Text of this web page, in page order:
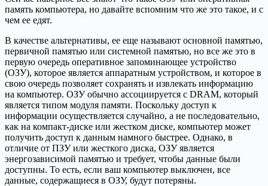
память компьютера, но давайте вспомним что же это такое, и с
чем ее едят.
В качестве альтернативы, ее еще называют основной памятью,
первичной памятью или системной памятью, но все же это в
первую очередь оперативное запоминающее устройство
(ОЗУ), которое является аппаратным устройством, и которое в
свою очередь позволяет сохранять и извлекать информацию
на компьютер. ОЗУ обычно ассоциируется с DRAM, который
является типом модуля памяти. Поскольку доступ к
информации осуществляется случайно, а не последовательно,
как на компакт-диске или жестком диске, компьютер может
получить доступ к данным намного быстрее. Однако, в
отличие от ПЗУ или жесткого диска, ОЗУ является
энергозависимой памятью и требует, чтобы данные были
доступны. То есть, если ваш компьютер выключен, все
данные, содержащиеся в ОЗУ, будут потеряны.